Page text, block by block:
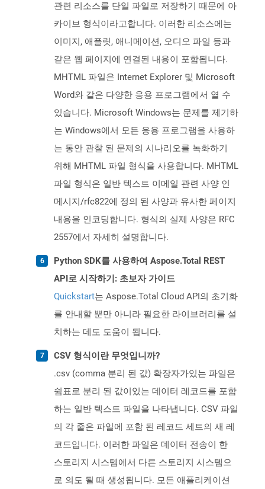
관련 리소스를 단일 파일로 저장하기 때문에 아
카이브 형식이라고합니다. 이러한 리소스에는
이미지, 애플릿, 애니메이션, 오디오 파일 등과
같은 웹 페이지에 연결된 내용이 포함됩니다.
MHTML 파일은 Internet Explorer 및 Microsoft
Word와 같은 다양한 응용 프로그램에서 열 수
있습니다. Microsoft Windows는 문제를 제기하
는 Windows에서 모든 응용 프로그램을 사용하
는 동안 관찰 된 문제의 시나리오를 녹화하기
위해 MHTML 파일 형식을 사용합니다. MHTML
파일 형식은 일반 텍스트 이메일 관련 사양 인
메시지/rfc822에 정의 된 사양과 유사한 페이지
내용을 인코딩합니다. 형식의 실제 사양은 RFC
2557에서 자세히 설명합니다.
Python SDK를 사용하여 Aspose.Total REST
API로 시작하기: 초보자 가이드
Quickstart는 Aspose.Total Cloud API의 초기화
를 안내할 뿐만 아니라 필요한 라이브러리를 설
치하는 데도 도움이 됩니다.
CSV 형식이란 무엇입니까?
.csv (comma 분리 된 값) 확장자가있는 파일은
쉼표로 분리 된 값이있는 데이터 레코드를 포함
하는 일반 텍스트 파일을 나타냅니다. CSV 파일
의 각 줄은 파일에 포함 된 레코드 세트의 새 레
코드입니다. 이러한 파일은 데이터 전송이 한
스토리지 시스템에서 다른 스토리지 시스템으
로 의도 될 때 생성됩니다. 모든 애플리케이션